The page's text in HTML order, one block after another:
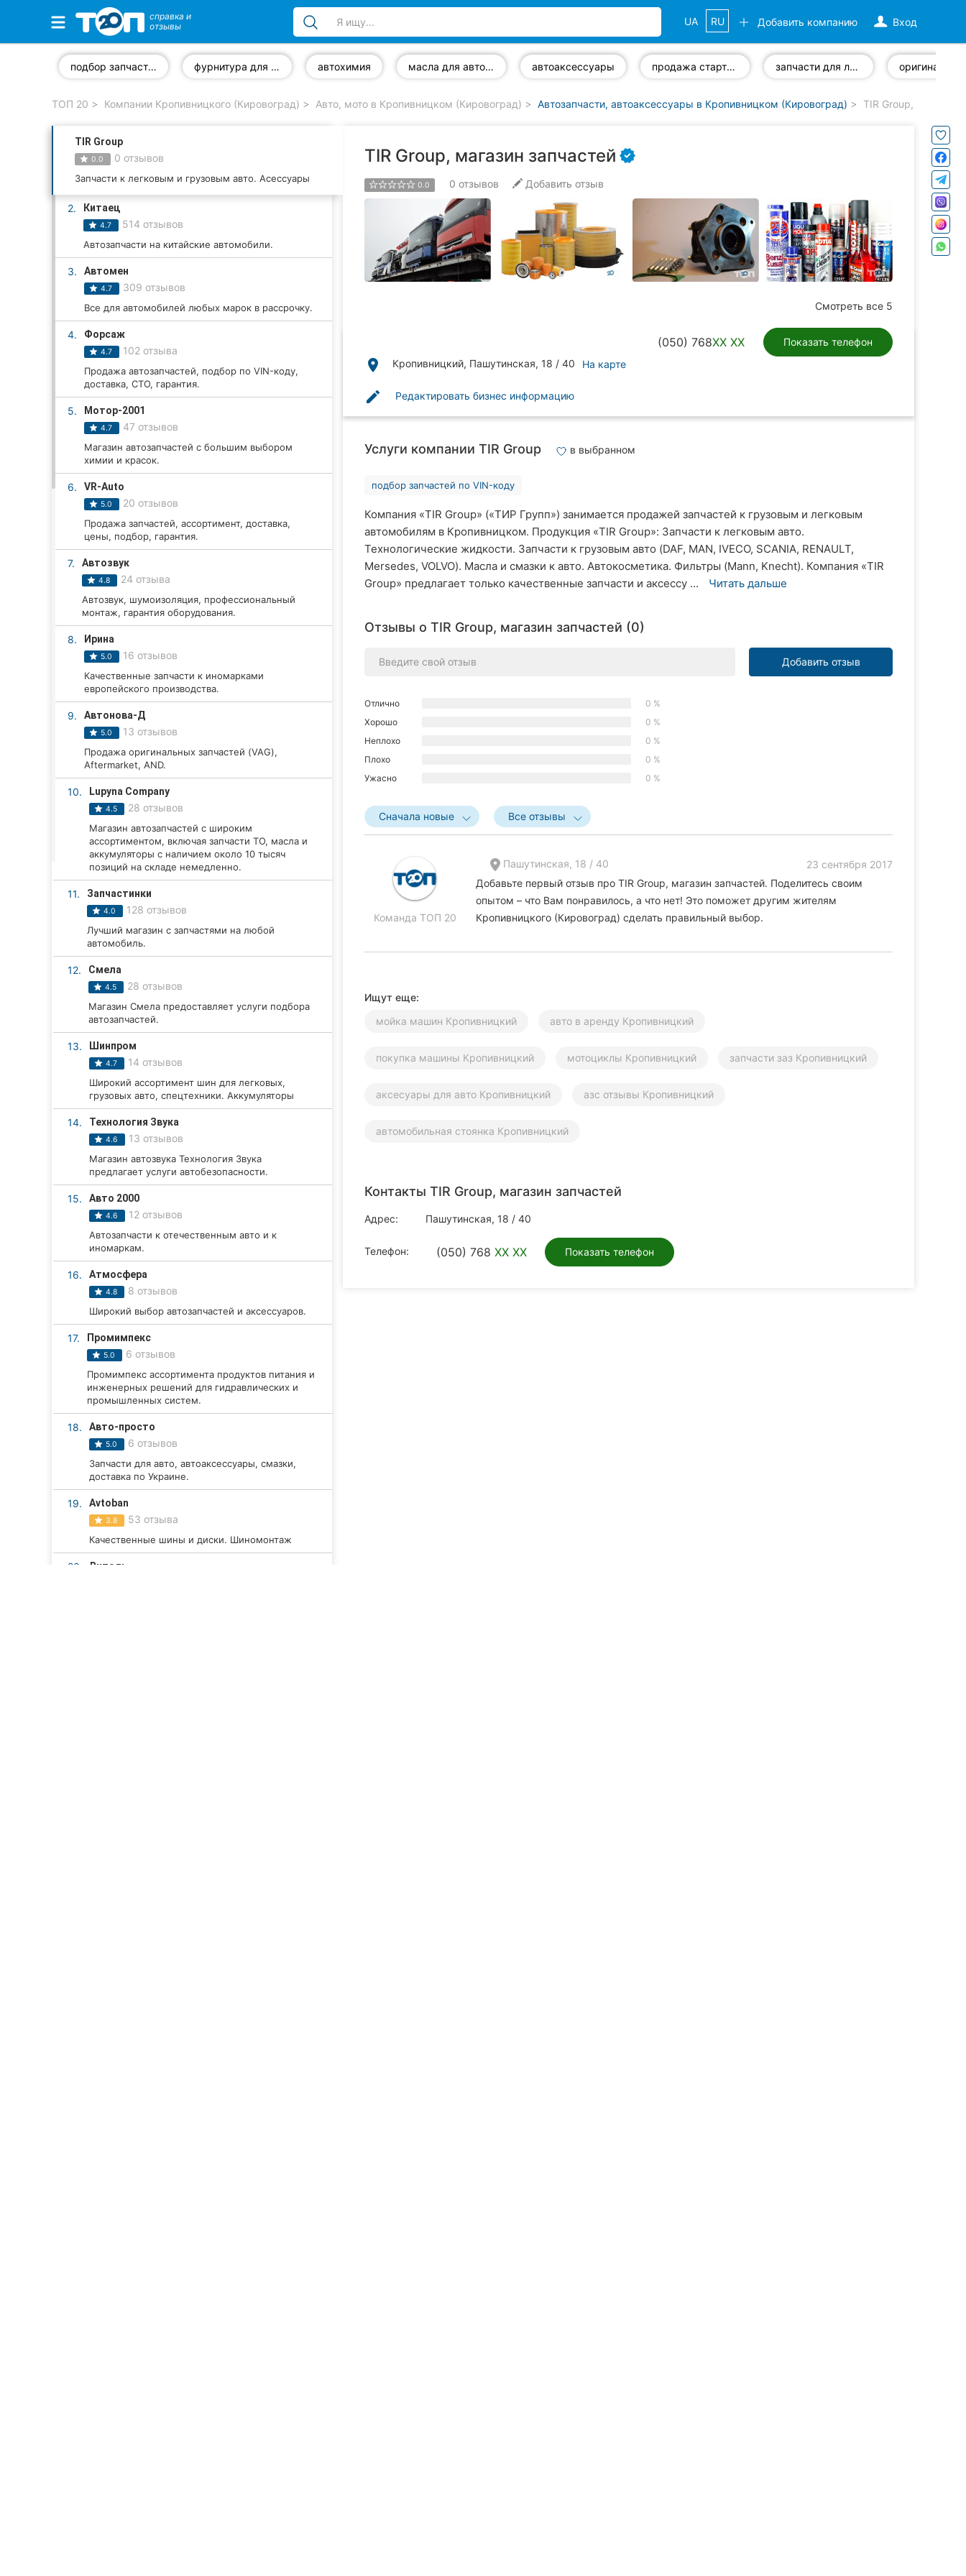
Избранные компании
Стоматологии
Частные клиники
Ветеринарные клиники
Рестораны
Все рубрики
Все города:
Кропивницкий
Тернополь
Хмельницкий
Ровно
Харьков
Чернигов
Черновцы
Ивано-Франковск
Карпаты
справка и
отзывы
Вход
Добавить компанию
UA RU
подбор запчастей по VIN-коду фурнитура для автомобилей автохимия масла для автомобилей автоаксессуары продажа стартеров запчасти для легковых автомобилей
ТОП 20 Компании Кропивницкого (Кировоград) Авто, мото в Кропивницком (Кировоград) Автозапчасти, автоаксессуары в Кропивницком (Кировоград) TIR Group, магазин
TIR Group
0.0 0 отзывов
Запчасти к легковым и грузовым авто. Асессуары
2. Китаец
4.7 514 отзывов
Автозапчасти на китайские автомобили.
3. Автомен
4.7 309 отзывов
Все для автомобилей любых марок в рассрочку.
4. Форсаж
4.7 102 отзыва
Продажа автозапчастей, подбор по VIN-коду,
доставка, СТО, гарантия.
5. Мотор-2001
4.7 47 отзывов
Магазин автозапчастей с большим выбором
химии и красок.
6. VR-Auto
5.0 20 отзывов
Продажа запчастей, ассортимент, доставка,
цены, подбор, гарантия.
7. Автозвук
4.8 24 отзыва
Автозвук, шумоизоляция, профессиональный
монтаж, гарантия оборудования.
8. Ирина
5.0 16 отзывов
Качественные запчасти к иномарками
европейского производства.
9. Автонова-Д
5.0 13 отзывов
Продажа оригинальных запчастей (VAG),
Aftermarket, AND.
10. Lupyna Company
4.5 28 отзывов
Магазин автозапчастей с широким
ассортиментом, включая запчасти ТО, масла и
аккумуляторы с наличием около 10 тысяч
позиций на складе немедленно.
11. Запчастинки
4.0 128 отзывов
Лучший магазин с запчастями на любой
автомобиль.
12. Смела
4.5 28 отзывов
Магазин Смела предоставляет услуги подбора
автозапчастей.
13. Шинпром
4.7 14 отзывов
Широкий ассортимент шин для легковых,
грузовых авто, спецтехники. Аккумуляторы
14. Технология Звука
4.6 13 отзывов
Магазин автозвука Технология Звука
предлагает услуги автобезопасности.
15. Авто 2000
4.6 12 отзывов
Автозапчасти к отечественным авто и к
иномаркам.
16. Атмосфера
4.8 8 отзывов
Широкий выбор автозапчастей и аксессуаров.
17. Промимпекс
5.0 6 отзывов
Промимпекс ассортимента продуктов питания и
инженерных решений для гидравлических и
промышленных систем.
18. Авто-просто
5.0 6 отзывов
Запчасти для авто, автоаксессуары, смазки,
доставка по Украине.
19. Avtoban
3.8 53 отзыва
Качественные шины и диски. Шиномонтаж
20. Витоль
TIR Group, магазин запчастей
0.0 0 отзывов Добавить отзыв
Смотреть все 5
(050) 768XX XX Показать телефон
place Кропивницкий, Пашутинская, 18 / 40 На карте
edit Редактировать бизнес информацию
Услуги компании TIR Group в выбранном
подбор запчастей по VIN-коду
Компания «TIR Group» («ТИР Групп») занимается продажей запчастей к грузовым и легковым
автомобилям в Кропивницком. Продукция «TIR Group»: Запчасти к легковым авто.
Технологические жидкости. Запчасти к грузовым авто (DAF, MAN, IVECO, SCANIA, RENAULТ,
Mersedes, VOLVO). Масла и смазки к авто. Автокосметика. Фильтры (Mann, Knecht). Компания «TIR
Group» предлагает только качественные запчасти и аксессу ...
Читать дальше
Отзывы о TIR Group, магазин запчастей (0)
Добавить отзыв
Отлично
0 %
Хорошо
0 %
Неплохо
0 %
Плохо
0 %
Ужасно
0 %
Сначала новые Все отзывы
Команда ТОП 20
Пашутинская, 18 / 40
23 сентября 2017
Добавьте первый отзыв про TIR Group, магазин запчастей. Поделитесь своим
опытом – что Вам понравилось, а что нет! Это поможет другим жителям
Кропивницкого (Кировоград) сделать правильный выбор.
Ищут еще:
мойка машин Кропивницкий
авто в аренду Кропивницкий
покупка машины Кропивницкий мотоциклы Кропивницкий запчасти заз Кропивницкий
аксесуары для авто Кропивницкий азс отзывы Кропивницкий
автомобильная стоянка Кропивницкий
Контакты TIR Group, магазин запчастей
Адрес: Пашутинская, 18 / 40
Телефон: (050) 768 XX XX Показать телефон